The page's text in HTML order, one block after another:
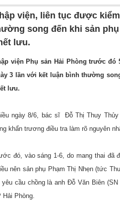
viện, liên tục được
song đến khi sản
lưu.
viện Phụ sản Hải Phòng trước
3 lần với kết luận bình thường
lưu.
ngày 8/6, bác sĩ Đỗ Thị Thuy
khẩn trương điều tra làm rõ nguyên
đó, vào sáng 1-6, do mang thai đã
nên sản phụ Phạm Thị Nhẹn (tức
yêu cầu chồng là anh Đỗ Văn Biên
Hải Phòng.